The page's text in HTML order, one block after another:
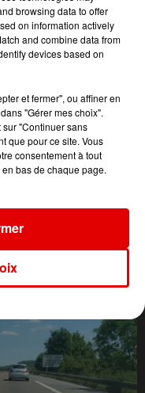
browsing data to offer
on information actively
and combine data from
devices based on
et fermer", ou affiner en
"Gérer mes choix".
"Continuer sans
que pour ce site. Vous
consentement à tout
bas de chaque page.